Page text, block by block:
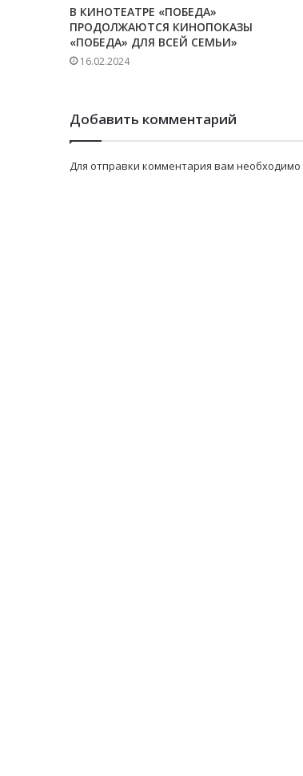
В КИНОТЕАТРЕ «ПОБЕДА»
ПРОДОЛЖАЮТСЯ КИНОПОКАЗЫ
«ПОБЕДА» ДЛЯ ВСЕЙ СЕМЬИ»
16.02.2024
Добавить комментарий
Для отправки комментария вам необходимо